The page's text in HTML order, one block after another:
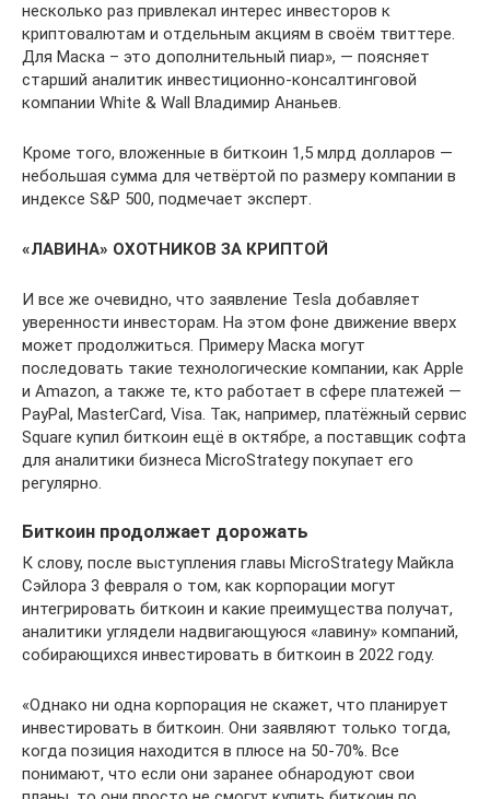
несколько раз привлекал интерес инвесторов к
криптовалютам и отдельным акциям в своём твиттере.
Для Маска – это дополнительный пиар», — поясняет
старший аналитик инвестиционно-консалтинговой
компании White & Wall Владимир Ананьев.
Кроме того, вложенные в биткоин 1,5 млрд долларов —
небольшая сумма для четвёртой по размеру компании в
индексе S&P 500, подмечает эксперт.
«ЛАВИНА» ОХОТНИКОВ ЗА КРИПТОЙ
И все же очевидно, что заявление Tesla добавляет
уверенности инвесторам. На этом фоне движение вверх
может продолжиться. Примеру Маска могут
последовать такие технологические компании, как Apple
и Amazon, а также те, кто работает в сфере платежей —
PayPal, MasterCard, Visa. Так, например, платёжный сервис
Square купил биткоин ещё в октябре, а поставщик софта
для аналитики бизнеса MicroStrategy покупает его
регулярно.
Биткоин продолжает дорожать
К слову, после выступления главы MicroStrategy Майкла
Сэйлора 3 февраля о том, как корпорации могут
интегрировать биткоин и какие преимущества получат,
аналитики углядели надвигающуюся «лавину» компаний,
собирающихся инвестировать в биткоин в 2022 году.
«Однако ни одна корпорация не скажет, что планирует
инвестировать в биткоин. Они заявляют только тогда,
когда позиция находится в плюсе на 50-70%. Все
понимают, что если они заранее обнародуют свои